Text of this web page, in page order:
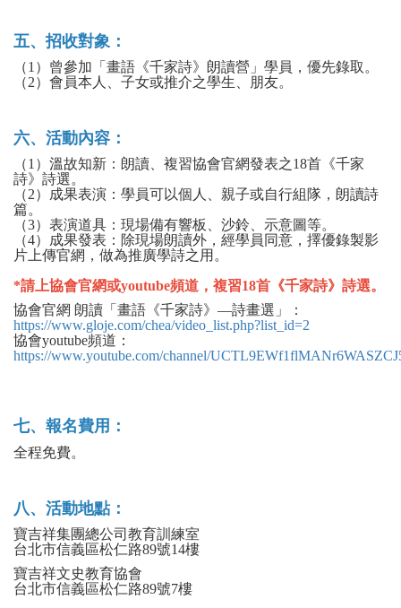
五、招收對象：
（1）曾參加「畫語《千家詩》朗讀營」學員，優先錄取。
（2）會員本人、子女或推介之學生、朋友。
六、活動內容：
（1）溫故知新：朗讀、複習協會官網發表之18首《千家
詩》詩選。
（2）成果表演：學員可以個人、親子或自行組隊，朗讀詩
篇。
（3）表演道具：現場備有響板、沙鈴、示意圖等。
（4）成果發表：除現場朗讀外，經學員同意，擇優錄製影
片上傳官網，做為推廣學詩之用。
*請上協會官網或youtube頻道，複習18首《千家詩》詩選。
協會官網 朗讀「畫語《千家詩》—詩畫選」：
https://www.gloje.com/chea/video_list.php?list_id=2
協會youtube頻道：
https://www.youtube.com/channel/
七、報名費用：
全程免費。
八、活動地點：
寶吉祥集團總公司教育訓練室
台北市信義區松仁路89號14樓
寶吉祥文史教育協會
台北市信義區松仁路89號7樓